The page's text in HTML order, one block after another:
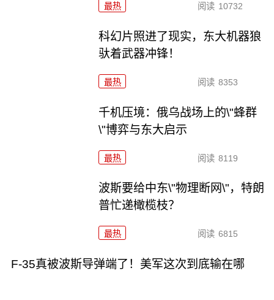
最热 阅读 10732
科幻片照进了现实，东大机器狼
驮着武器冲锋！
最热 阅读 8353
千机压境：俄乌战场上的\"蜂群
\"博弈与东大启示
最热 阅读 8119
波斯要给中东\"物理断网\"，特朗
普忙递橄榄枝？
最热 阅读 6815
F-35真被波斯导弹端了！美军这次到底输在哪